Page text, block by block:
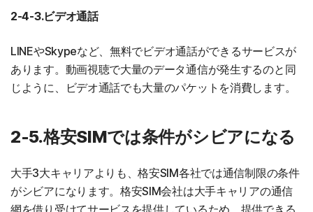
2-4-3.ビデオ通話
LINEやSkypeなど、無料でビデオ通話ができるサービスが
あります。動画視聴で大量のデータ通信が発生するのと同
じように、ビデオ通話でも大量のパケットを消費します。
2-5.格安SIMでは条件がシビアになる
大手3大キャリアよりも、格安SIM各社では通信制限の条件
がシビアになります。格安SIM会社は大手キャリアの通信
網を借り受けてサービスを提供しているため、提供できる